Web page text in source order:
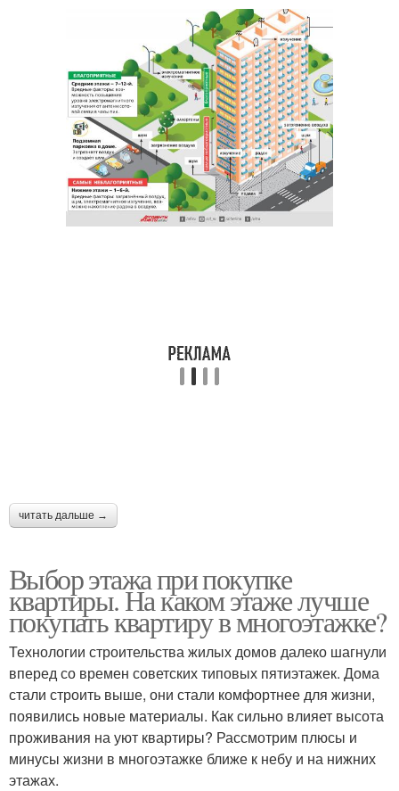
читать дальше →
Выбор этажа при покупке
квартиры. На каком этаже лучше
покупать квартиру в многоэтажке?
Технологии строительства жилых домов далеко шагнули
вперед со времен советских типовых пятиэтажек. Дома
стали строить выше, они стали комфортнее для жизни,
появились новые материалы. Как сильно влияет высота
проживания на уют квартиры? Рассмотрим плюсы и
минусы жизни в многоэтажке ближе к небу и на нижних
этажах.